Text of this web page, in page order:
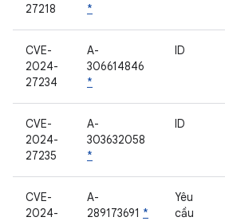
27218 *
CVE-
2024-
27234
A-
306614846
*
ID
CVE-
2024-
27235
A-
303632058
*
ID
CVE-
2024-
A-
289173691 *
Yêu
cầu